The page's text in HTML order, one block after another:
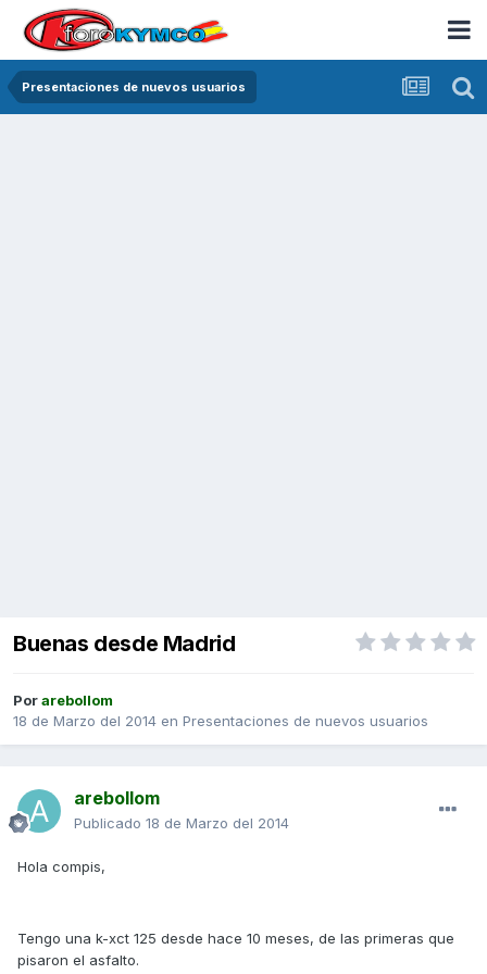
Presentaciones de nuevos usuarios
Buenas desde Madrid
Porarebollom
18 de Marzo del 2014 en Presentaciones de nuevos usuarios
arebollom
Publicado 18 de Marzo del 2014
Hola compis,
Tengo una k-xct 125 desde hace 10 meses, de las primeras que
pisaron el asfalto.